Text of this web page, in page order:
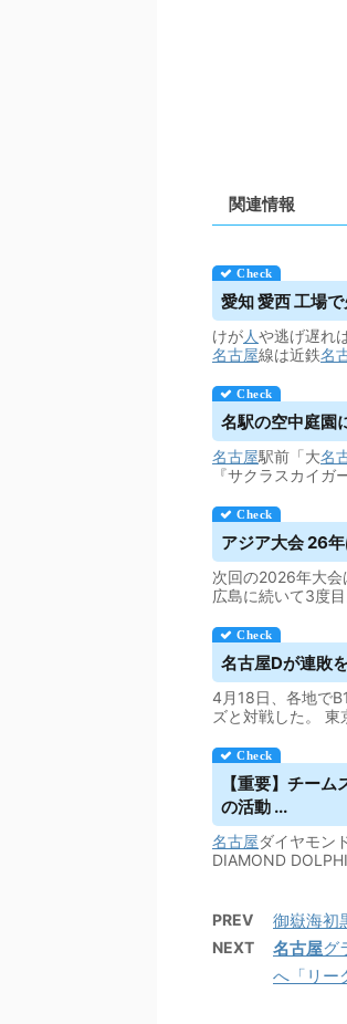
関連情報
愛知 愛西 工場
けが人や逃げ遅れ
名古屋線は近鉄名
名駅の空中庭園
名古屋駅前「大名
『サクラスカイ
アジア大会 26年
次回の2026年大会
広島に続いて3度
名古屋Dが連敗
4月18日、各地で
ズと対戦した。
【重要】チー
の活動 ...
名古屋ダイヤモン
DIAMOND
PREV 御嶽海初
NEXT 名古屋グ
へ「リー